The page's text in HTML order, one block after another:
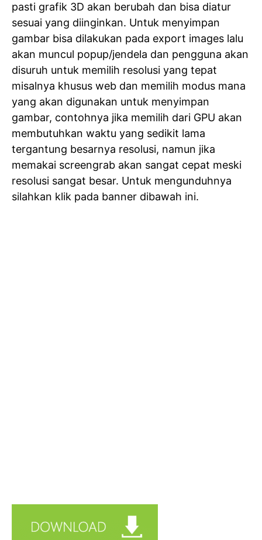
pasti grafik 3D akan berubah dan bisa diatur
sesuai yang diinginkan. Untuk menyimpan
gambar bisa dilakukan pada export images lalu
akan muncul popup/jendela dan pengguna akan
disuruh untuk memilih resolusi yang tepat
misalnya khusus web dan memilih modus mana
yang akan digunakan untuk menyimpan
gambar, contohnya jika memilih dari GPU akan
membutuhkan waktu yang sedikit lama
tergantung besarnya resolusi, namun jika
memakai screengrab akan sangat cepat meski
resolusi sangat besar. Untuk mengunduhnya
silahkan klik pada banner dibawah ini.